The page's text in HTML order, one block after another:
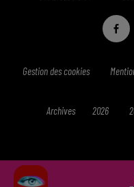
Gestion des cookies
Archives 2026